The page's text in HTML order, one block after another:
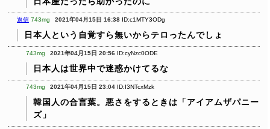
返信 743mg 2021年04月15日 16:38 ID:c1MTY3ODg
日本人という自覚すら無いからテロったんでしょ
743mg 2021年04月15日 20:56 ID:cyNzc0ODE
日本人は世界中で迷惑かけてるな
743mg 2021年04月15日 23:04 ID:I3NTcxMzk
韓国人の合言葉。悪さをするときは「アイアムザパニー
ズ」